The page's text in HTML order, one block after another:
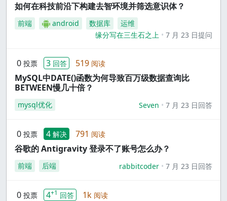
如何在科技前沿下构建去智环境并筛选意识体？
前端 android 数据库
运维
缘分写在三生石之上
7 月 23 日提问
0 投票 3 回答 519 阅读
MySQL中DATE()函数为何导致百万级数据查询比
BETWEEN慢几十倍？
mysql优化 Seven 7 月 23 日回答
0 投票 4 解决 791 阅读
谷歌的 Antigravity 登录不了账号怎么办？
前端 后端 rabbitcoder 7 月 23 日回答
0 投票 4+1 回答 1k 阅读